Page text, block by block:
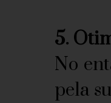
5.
No
pela